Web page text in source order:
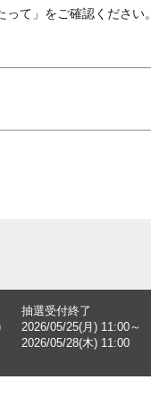
て」をご確認ください。
抽選受付終了
2026/05/25(月) 11:00～
2026/05/28(木) 11:00